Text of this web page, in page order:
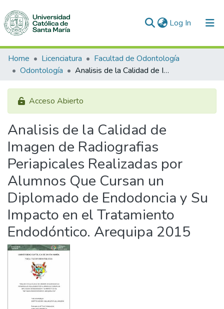
Log In (current)
Communities & Collections
All of DSpace
Statistics
Home Licenciatura
Facultad de Odontología
Odontología
Analisis de la Calidad de Imagen de Radiografias Periapicales Realizadas por Alumnos Que Cursan un Diplomado de Endodoncia y Su Impacto en el Tratamiento Endodóntico. Arequipa 2015
Acceso Abierto
Analisis de la Calidad de
Imagen de Radiografias
Periapicales Realizadas por
Alumnos Que Cursan un
Diplomado de Endodoncia y Su
Impacto en el Tratamiento
Endodóntico. Arequipa 2015